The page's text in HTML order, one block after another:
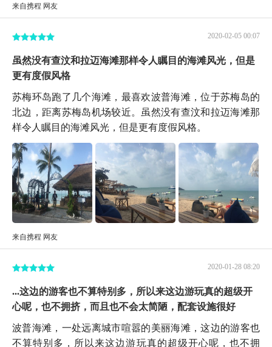
来自携程 网友
2020-02-05 00:07
虽然没有查汶和拉迈海滩那样令人瞩目的海滩风光，但是
更有度假风格
苏梅环岛跑了几个海滩，最喜欢波普海滩，位于苏梅岛的
北边，距离苏梅岛机场较近。虽然没有查汶和拉迈海滩那
样令人瞩目的海滩风光，但是更有度假风格。
来自携程 网友
2020-01-28 08:20
...这边的游客也不算特别多，所以来这边游玩真的超级开
心呢，也不拥挤，而且也不会太简陋，配套设施很好
波普海滩，一处远离城市喧嚣的美丽海滩，这边的游客也
不算特别多，所以来这边游玩真的超级开心呢，也不拥